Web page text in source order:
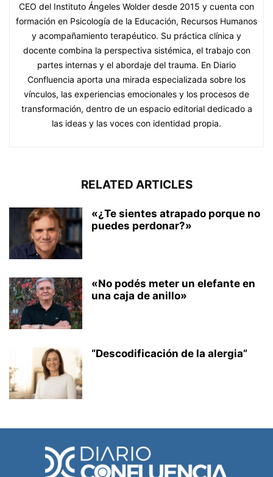
CEO del Instituto Ángeles Wolder desde 2015 y cuenta con
formación en Psicología de la Educación, Recursos Humanos
y acompañamiento terapéutico. Su práctica clínica y
docente combina la perspectiva sistémica, el trabajo con
partes internas y el abordaje del trauma. En Diario
Confluencia aporta una mirada especializada sobre los
vínculos, las experiencias emocionales y los procesos de
transformación, dentro de un espacio editorial dedicado a
las ideas y las voces con identidad propia.
RELATED ARTICLES
«¿Te sientes atrapado porque no
puedes perdonar?»
«No podés meter un elefante en
una caja de anillo»
“Descodificación de la alergia”